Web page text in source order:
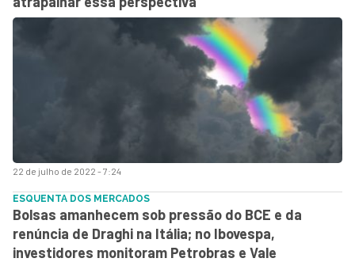
22 de julho de 2022 - 7:24
ESQUENTA DOS MERCADOS
Bolsas amanhecem sob pressão do BCE e da
renúncia de Draghi na Itália; no Ibovespa,
investidores monitoram Petrobras e Vale